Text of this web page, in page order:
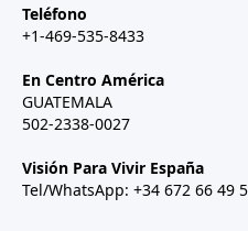
Teléfono
+1-469-535-8433
En Centro América
GUATEMALA
502-2338-0027
Visión Para Vivir España
Tel/WhatsApp: +34 672 66 49